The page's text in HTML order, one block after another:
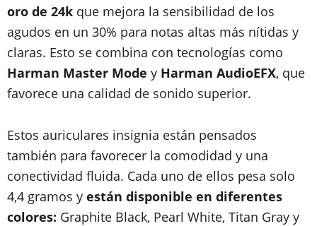
oro de 24k que mejora la sensibilidad de los
agudos en un 30% para notas altas más nítidas y
claras. Esto se combina con tecnologías como
Harman Master Mode y Harman AudioEFX, que
favorece una calidad de sonido superior.
Estos auriculares insignia están pensados
también para favorecer la comodidad y una
conectividad fluida. Cada uno de ellos pesa solo
4,4 gramos y están disponible en diferentes
colores: Graphite Black, Pearl White, Titan Gray y